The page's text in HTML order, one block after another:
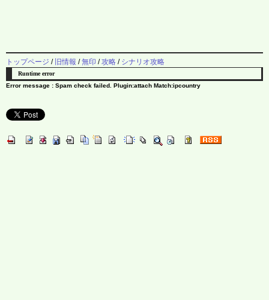
トップページ / 旧情報 /無印 /攻略 / シナリオ攻略
Runtime error
Error message : Spam check failed. Plugin:attach Match:ipcountry